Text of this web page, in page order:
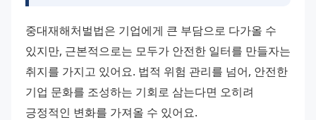
중대재해처벌법은 기업에게 큰 부담으로 다가올 수
있지만, 근본적으로는 모두가 안전한 일터를 만들자는
취지를 가지고 있어요. 법적 위험 관리를 넘어, 안전한
기업 문화를 조성하는 기회로 삼는다면 오히려
긍정적인 변화를 가져올 수 있어요.